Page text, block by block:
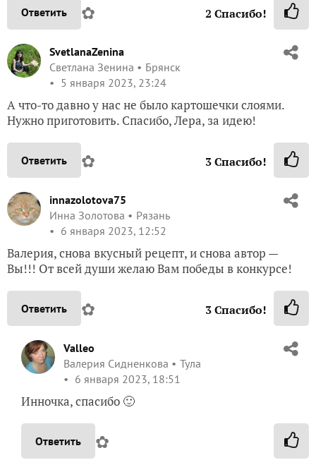
Ответить ✿ 2 Спасибо!
SvetlanaZenina
Светлана Зенина
Брянск
5 января 2023, 23:24
А что-то давно у нас не было картошечки слоями.
Нужно приготовить. Спасибо, Лера, за идею!
Ответить ✿ 3Спасибо!
innazolotova75
Инна Золотова
Рязань
6 января 2023, 12:52
Валерия, снова вкусный рецепт, и снова автор —
Вы!!! От всей души желаю Вам победы в конкурсе!
Ответить ✿ 3Спасибо!
Valleo
Валерия Сидненкова
Тула
6 января 2023, 18:51
Инночка, спасибо 🙂
Ответить ✿